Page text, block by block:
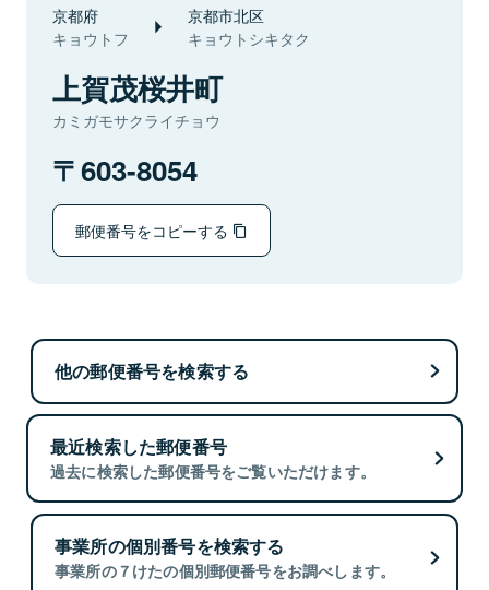
京都府
キョウトフ
京都市北区
キョウトシキタク
上賀茂桜井町
カミガモサクライチョウ
603-8054
郵便番号をコピーする
他の郵便番号を検索する
最近検索した郵便番号
過去に検索した郵便番号をご覧いただけます。
事業所の個別番号を検索する
事業所の７けたの個別郵便番号をお調べします。